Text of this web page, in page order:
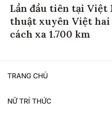
Lần đầu tiên tại Việt
thuật xuyên Việt hai
cách xa 1.700 km
TRANG CHỦ
NỮ TRÍ THỨC